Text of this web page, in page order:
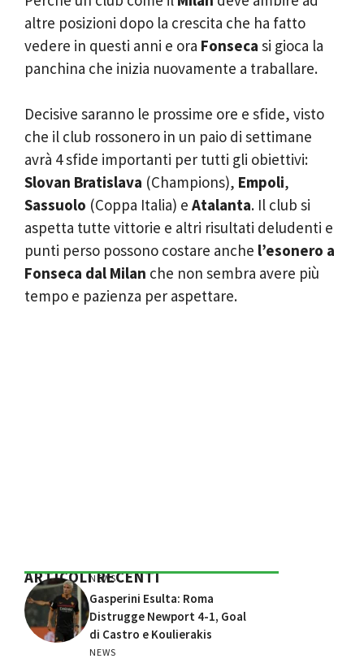
altre posizioni dopo la crescita che ha fatto
vedere in questi anni e ora Fonseca si gioca la
panchina che inizia nuovamente a traballare.
Decisive saranno le prossime ore e sfide, visto
che il club rossonero in un paio di settimane
avrà 4 sfide importanti per tutti gli obiettivi:
Slovan Bratislava (Champions), Empoli,
Sassuolo (Coppa Italia) e Atalanta. Il club si
aspetta tutte vittorie e altri risultati deludenti e
punti perso possono costare anche l’esonero a
Fonseca dal Milan che non sembra avere più
tempo e pazienza per aspettare.
ARTICOLI RECENTI
NEWS
Gasperini Esulta: Roma
Distrugge Newport 4-1, Goal
di Castro e Koulierakis
NEWS